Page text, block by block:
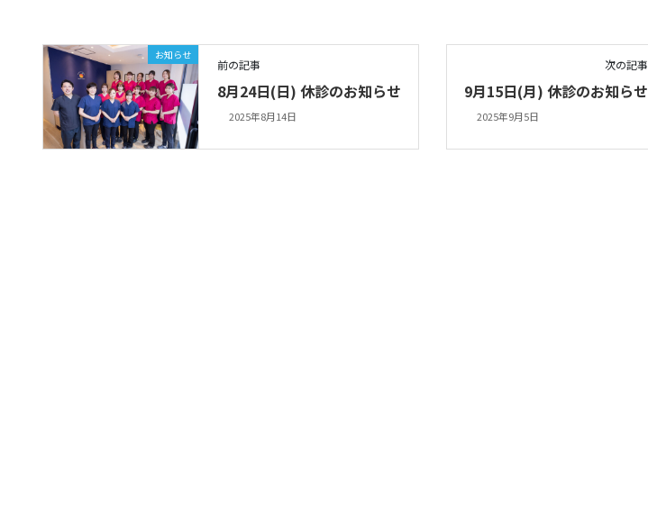
お知らせ
前の記事
8月24日(日) 休診のお知らせ
2025年8月14日
次の記事
9月15日(月) 休診のお知らせ
2025年9月5日